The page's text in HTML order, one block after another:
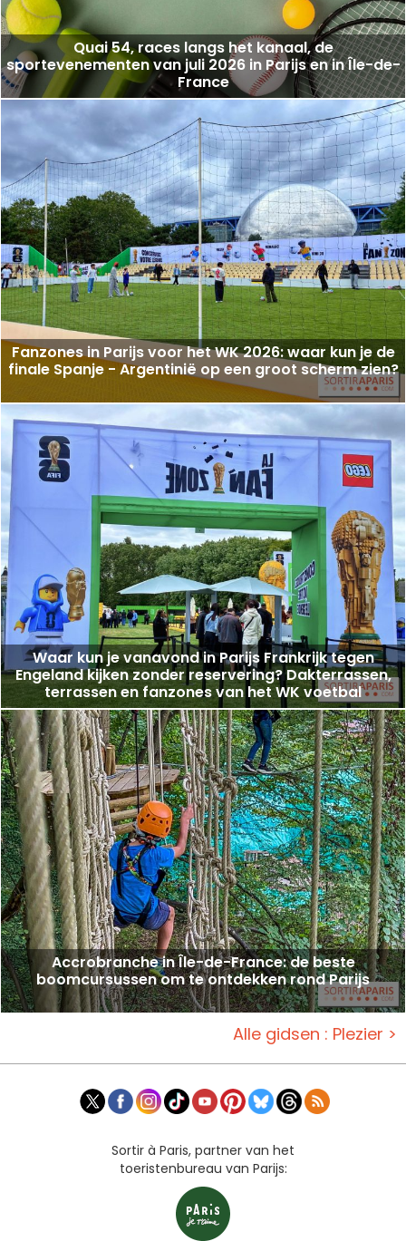
Quai 54, races langs het kanaal, de
sportevenementen van juli 2026 in Parijs en in Île-de-
France
Fanzones in Parijs voor het WK 2026: waar kun je de
finale Spanje - Argentinië op een groot scherm zien?
Waar kun je vanavond in Parijs Frankrijk tegen
Engeland kijken zonder reservering? Dakterrassen,
terrassen en fanzones van het WK voetbal
Accrobranche in Île-de-France: de beste
boomcursussen om te ontdekken rond Parijs
Alle gidsen : Plezier >
Sortir à Paris, partner van het
toeristenbureau van Parijs: